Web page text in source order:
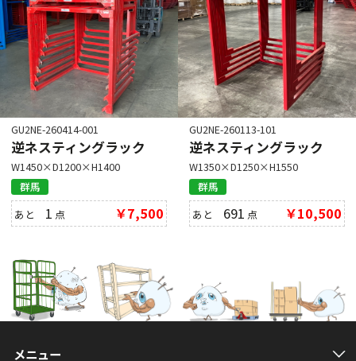
GU2NE-260414-001
逆ネスティングラック
W1450×D1200×H1400
群馬
あと 1 点 ￥7,500
GU2NE-260113-101
逆ネスティングラック
W1350×D1250×H1550
群馬
あと 691 点 ￥10,500
メニュー